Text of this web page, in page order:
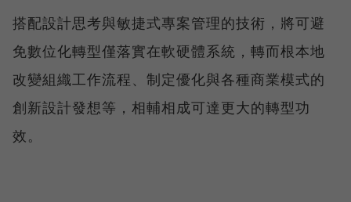
搭配設計思考與敏捷式專案管理的技術，將可避
免數位化轉型僅落實在軟硬體系統，轉而根本地
改變組織工作流程、制定優化與各種商業模式的
創新設計發想等，相輔相成可達更大的轉型功
效。